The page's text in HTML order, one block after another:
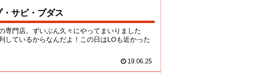
サピ・プダス
専門店。ずいぶん久々にやってまいりました
しているからなんだよ！この日はLOも近かった
19.06.25